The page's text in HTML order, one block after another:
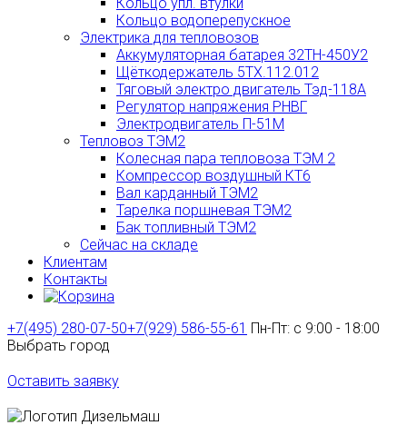
Кольцо упл. втулки
Кольцо водоперепускное
Электрика для тепловозов
Аккумуляторная батарея 32ТН-450У2
Щёткодержатель 5ТХ.112.012
Тяговый электро двигатель Тэд-118А
Регулятор напряжения РНВГ
Электродвигатель П-51М
Тепловоз ТЭМ2
Колесная пара тепловоза ТЭМ 2
Компрессор воздушный КТ6
Вал карданный ТЭМ2
Тарелка поршневая ТЭМ2
Бак топливный ТЭМ2
Сейчас на складе
Клиентам
Контакты
+7(495) 280-07-50+7(929) 586-55-61 Пн-Пт: с 9:00 - 18:00
Выбрать город
Оставить заявку